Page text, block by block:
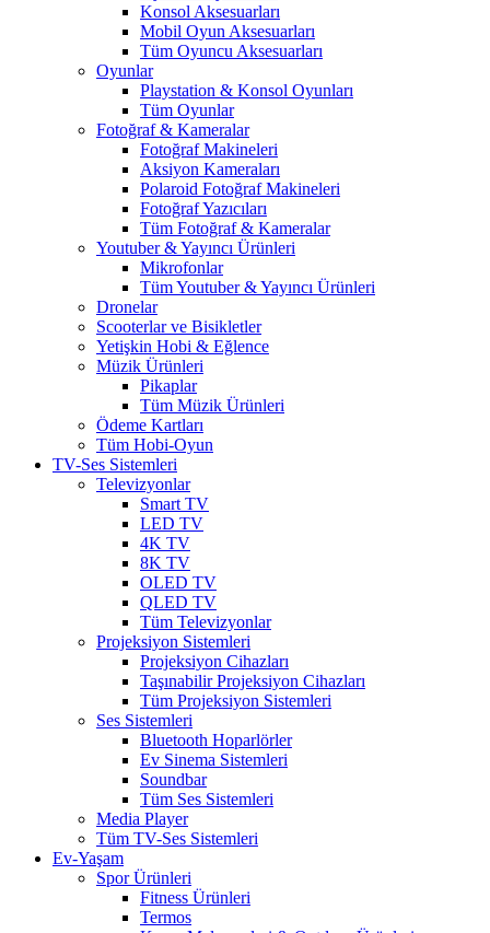
Konsol Aksesuarları
Mobil Oyun Aksesuarları
Tüm Oyuncu Aksesuarları
Oyunlar
Playstation & Konsol Oyunları
Tüm Oyunlar
Fotoğraf & Kameralar
Fotoğraf Makineleri
Aksiyon Kameraları
Polaroid Fotoğraf Makineleri
Fotoğraf Yazıcıları
Tüm Fotoğraf & Kameralar
Youtuber & Yayıncı Ürünleri
Mikrofonlar
Tüm Youtuber & Yayıncı Ürünleri
Dronelar
Scooterlar ve Bisikletler
Yetişkin Hobi & Eğlence
Müzik Ürünleri
Pikaplar
Tüm Müzik Ürünleri
Ödeme Kartları
Tüm Hobi-Oyun
TV-Ses Sistemleri
Televizyonlar
Smart TV
LED TV
4K TV
8K TV
OLED TV
QLED TV
Tüm Televizyonlar
Projeksiyon Sistemleri
Projeksiyon Cihazları
Taşınabilir Projeksiyon Cihazları
Tüm Projeksiyon Sistemleri
Ses Sistemleri
Bluetooth Hoparlörler
Ev Sinema Sistemleri
Soundbar
Tüm Ses Sistemleri
Media Player
Tüm TV-Ses Sistemleri
Ev-Yaşam
Spor Ürünleri
Fitness Ürünleri
Termos